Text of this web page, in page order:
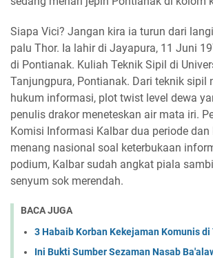
Siapa Vici? Jangan kira ia turun dari
palu Thor. Ia lahir di Jayapura, 11 Juni
di Pontianak. Kuliah Teknik Sipil di
Tanjungpura, Pontianak. Dari teknik sipil
hukum informasi, plot twist level dewa
penulis drakor meneteskan air mata iri.
Komisi Informasi Kalbar dua periode
menang nasional soal keterbukaan
podium, Kalbar sudah angkat piala
senyum sok merendah.
BACA JUGA
3 Habaib Korban Kekejaman Komunis di
Ini Bukti Sumber Sezaman Nasab